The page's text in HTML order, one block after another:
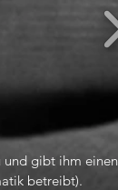
und gibt ihm einen
betreibt).